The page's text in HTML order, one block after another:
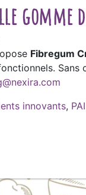
gomme
Fibregum
Sans
innovants,